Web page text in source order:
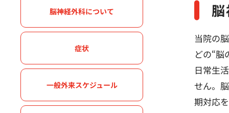
脳神経外科について
症状
一般外来スケジュール
当院の
どの“脳
日常生
せん。
期対応